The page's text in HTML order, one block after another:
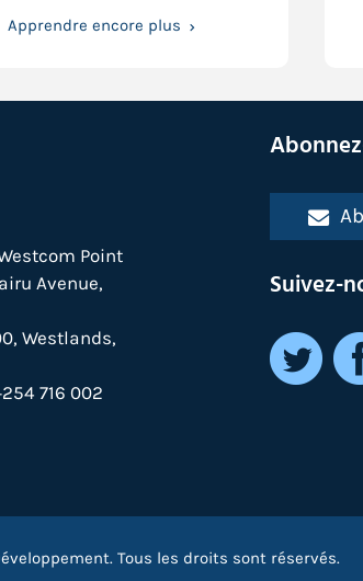
Apprendre encore plus
Point
Avenue,
Westlands,
716 002
Suivez-
Tous les droits sont réservés.